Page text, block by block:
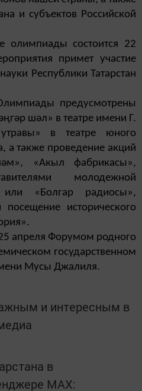
и субъектов Российской
олимпиады состоится 22
примет участие
Республики Татарстан
предусмотрены
шәл» в театре имени Г.
в театре юного
а также проведение акций
«Акыл фабрикасы»,
молодежной
или «Болгар радиосы»,
исторического
апреля Форумом родного
государственном
Мусы Джалиля.
и интересным в
в
MАХ: